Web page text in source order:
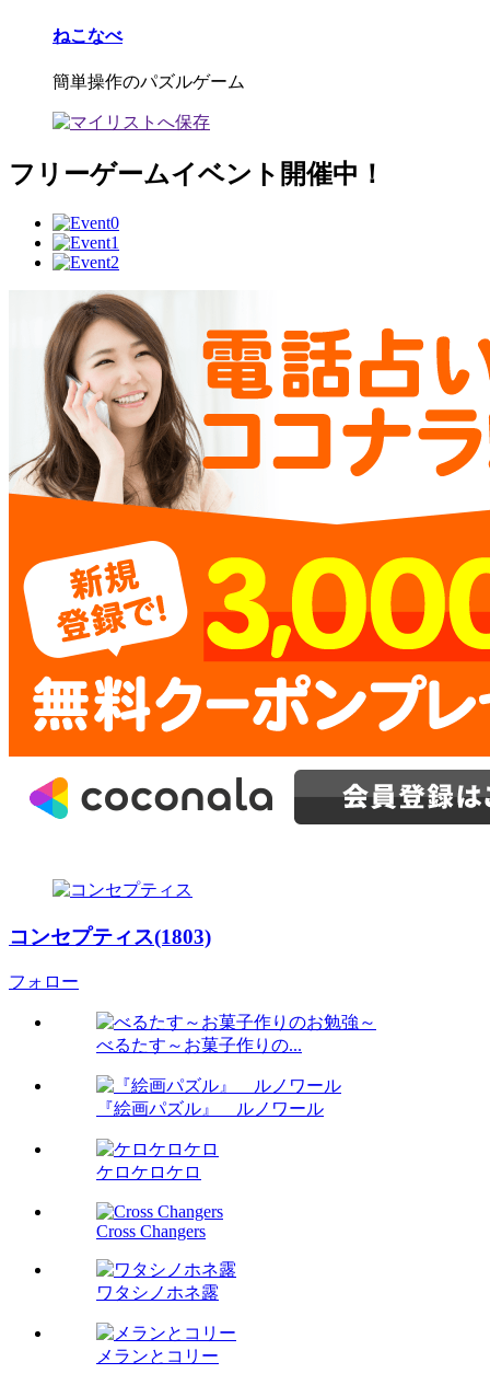
ねこなべ
簡単操作のパズルゲーム
フリーゲームイベント開催中！
コンセプティス(1803)
フォロー
べるたす～お菓子作りの...
『絵画パズル』 ルノワール
ケロケロケロ
Cross Changers
ワタシノホネ露
メランとコリー